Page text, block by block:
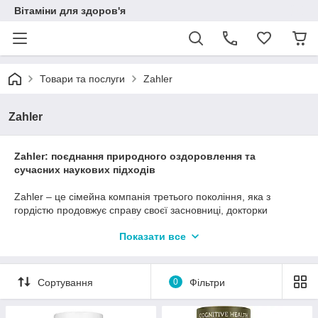
Вітаміни для здоров'я
Товари та послуги Zahler
Zahler
Zahler: поєднання природного оздоровлення та
сучасних наукових підходів
Zahler – це сімейна компанія третього покоління, яка з
гордістю продовжує справу своєї засновниці, докторки
допомогти чоловіку, який страждав від алергії. Занурившись у
перетворила особистий пошук на професійний сервіс
індивідуальних консультацій з питань здоров’я та харчування.
Усвідомивши потребу в якісних і науково обґрунтованих
Показати все
Сортування 0 Фільтри